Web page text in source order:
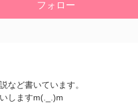
フォロー
など書いています。
しますm(._.)m